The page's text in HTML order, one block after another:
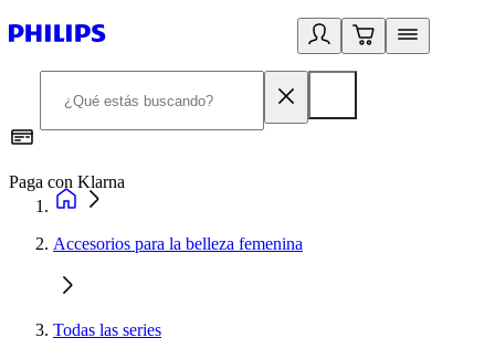
Paga con Klarna
Accesorios para la belleza femenina
Todas las series